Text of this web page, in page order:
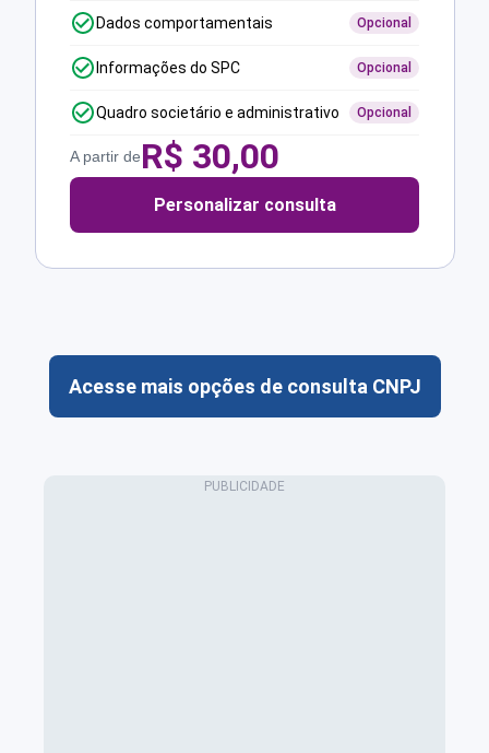
Dados comportamentais Opcional
Informações do SPC Opcional
Quadro societário e administrativo Opcional
A partir deR$ 30,00
Personalizar consulta
Acesse mais opções de consulta CNPJ